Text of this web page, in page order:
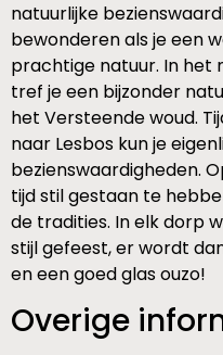
natuurlijke
bewonderen als je een
prachtige natuur. In het
tref je een bijzonder
het Versteende woud.
naar Lesbos kun je
bezienswaardigheden.
tijd stil gestaan te
de tradities. In elk dorp
stijl gefeest, er wordt
en een goed glas ouzo!
Overige